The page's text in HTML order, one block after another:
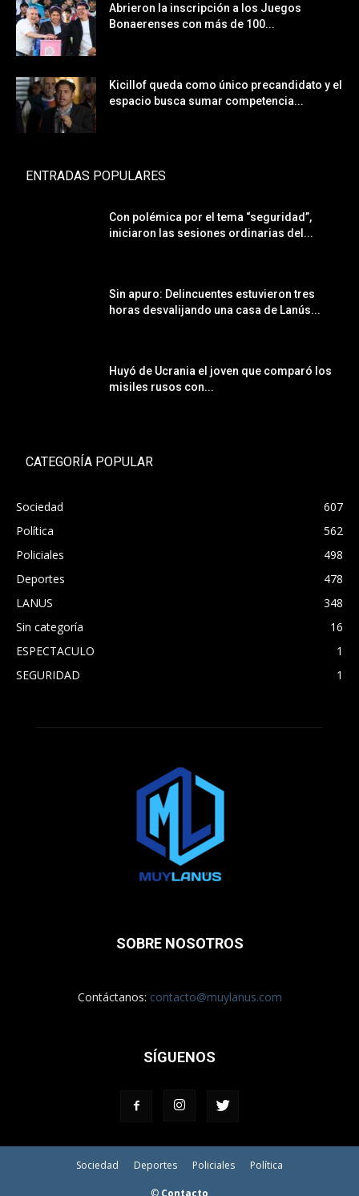
Abrieron la inscripción a los Juegos
Bonaerenses con más de 100...
Kicillof queda como único precandidato y el
espacio busca sumar competencia...
ENTRADAS POPULARES
Con polémica por el tema “seguridad”,
iniciaron las sesiones ordinarias del...
Sin apuro: Delincuentes estuvieron tres
horas desvalijando una casa de Lanús...
Huyó de Ucrania el joven que comparó los
misiles rusos con...
CATEGORÍA POPULAR
Sociedad
607
Política
562
Policiales
498
Deportes
478
LANUS
348
Sin categoría
16
ESPECTACULO
1
SEGURIDAD
1
SOBRE NOSOTROS
Contáctanos: contacto@muylanus.com
SÍGUENOS
Sociedad Deportes Policiales Política
© Contacto